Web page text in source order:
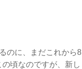
のに、まだこれから8
頃なのですが、新し